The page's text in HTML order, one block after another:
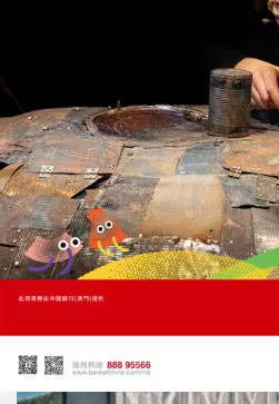
紐時：伊朗啟動代理武裝多線施壓
圖推高油價增加特朗普開戰代價
04/08/2026